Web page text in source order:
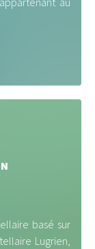
basé sur
Lugrien,